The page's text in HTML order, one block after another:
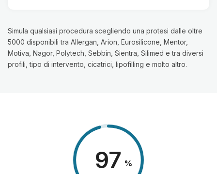
Simula qualsiasi procedura scegliendo una protesi dalle oltre
5000 disponibili tra Allergan, Arion, Eurosilicone, Mentor,
Motiva, Nagor, Polytech, Sebbin, Sientra, Silimed e tra diversi
profili, tipo di intervento, cicatrici, lipofilling e molto altro.
98 %